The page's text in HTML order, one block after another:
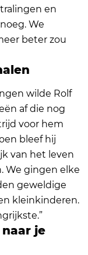
en
We
beter zou
wilde Rolf
af die nog
voor hem
bleef hij
van het leven
We gingen elke
geweldige
kleinkinderen.
je